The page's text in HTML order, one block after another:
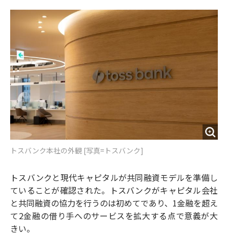
トスバンク本社の外観 [写真=トスバンク]
トスバンクと現代キャピタルが共同融資モデルを準備し
ていることが確認された。トスバンクがキャピタル会社
と共同融資の協力を行うのは初めてであり、1金融を超え
て2金融の借り手へのサービスを拡大する点で意義が大
きい。